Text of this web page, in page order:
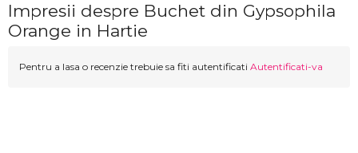
Impresii despre Buchet din Gypsophila
Orange in Hartie
Pentru a lasa o recenzie trebuie sa fiti autentificati Autentificati-va